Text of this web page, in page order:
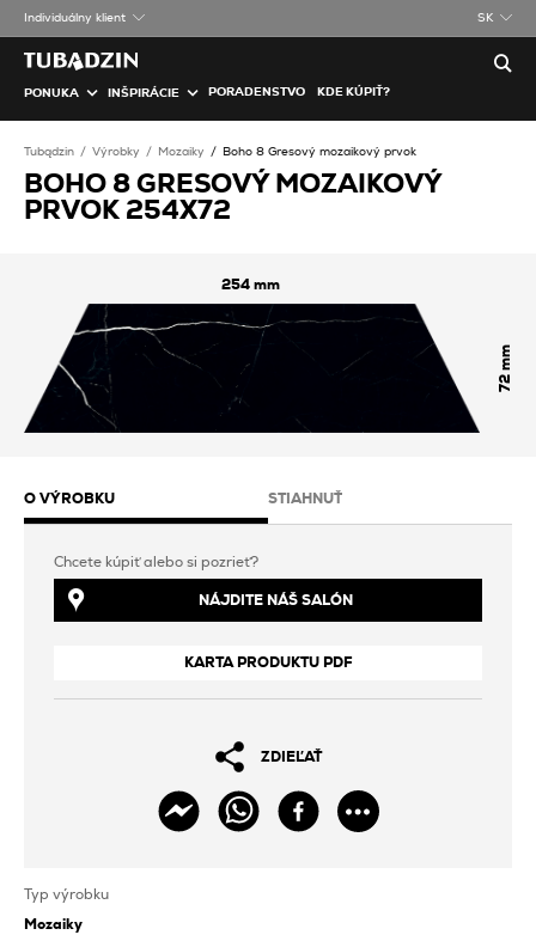
Individuálny klient SK
PONUKA INŠPIRÁCIE PORADENSTVO KDE KÚPIŤ?
Tubądzin Výrobky Mozaiky Boho 8 Gresový mozaikový prvok
BOHO 8 GRESOVÝ MOZAIKOVÝ
PRVOK 254X72
254
72
O VÝROBKU STIAHNUŤ
Chcete kúpiť alebo si pozrieť?
NÁJDITE NÁŠ SALÓN
KARTA PRODUKTU PDF
ZDIEĽAŤ
Typ výrobku
Mozaiky